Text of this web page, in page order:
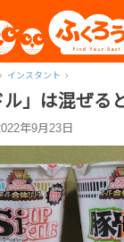
インスタント
ル」は混ぜる
年9月23日